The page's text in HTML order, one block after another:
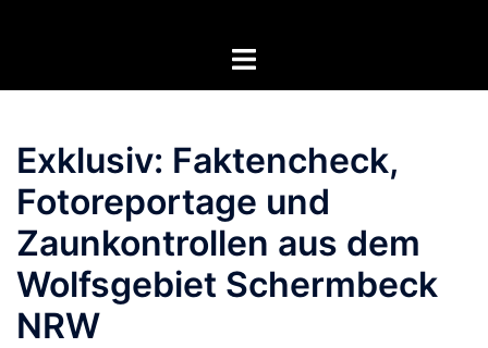
Menü
Exklusiv: Faktencheck,
Fotoreportage und
Zaunkontrollen aus dem
Wolfsgebiet Schermbeck
NRW